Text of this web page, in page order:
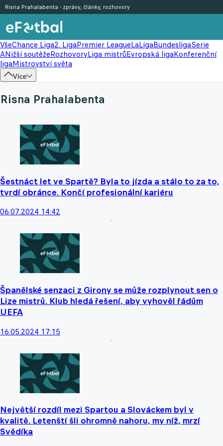
VšeChance Liga2. LigaPremier LeagueLaLigaBundesligaSerie
ANižší soutěžeRozhovoryLiga mistrůEvropská ligaKonferenční
ligaMistrovství světa
Více
Risna Prahalabenta - zprávy, články, rozhovory
Risna Prahalabenta
Šestnáct let ve Spartě? Byla to jízda a stálo to za to,
tvrdí obránce. Končí profesionální kariéru
06.07.2024 14:42
Španělské senzaci z Girony se může rozplynout sen o
Lize mistrů. Klub hledá řešení, aby vyhověl řádům
UEFA
16.05.2024 17:15
Největší rozdíl mezi Spartou a Slováckem byl v
kvalitě. Letenští šli ohromně nahoru, my níž, mrzí
Svědíka